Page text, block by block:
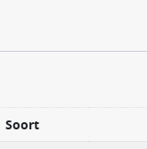
Soort